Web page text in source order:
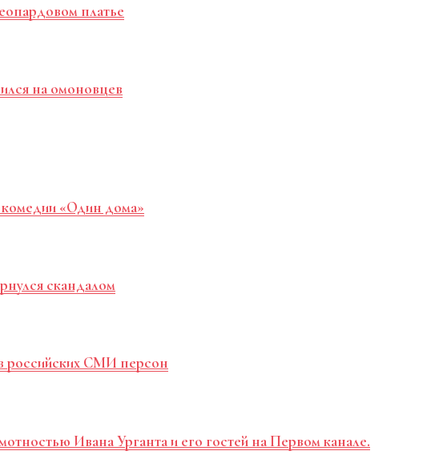
платье
на омоновцев
«Один дома»
скандалом
российских СМИ персон
Ивана Урганта и его гостей на Первом канале.